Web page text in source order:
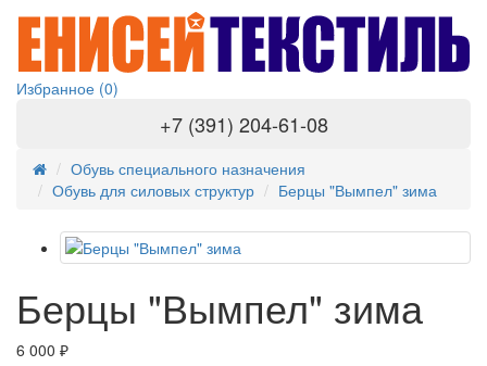
Избранное (0)
+7 (391) 204-61-08
Обувь специального назначения
Обувь для силовых структур
Берцы "Вымпел" зима
Берцы "Вымпел" зима
6 000 ₽